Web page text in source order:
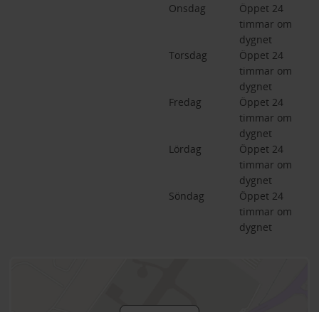
Onsdag
Öppet 24
timmar om
dygnet
Torsdag
Öppet 24
timmar om
dygnet
Fredag
Öppet 24
timmar om
dygnet
Lördag
Öppet 24
timmar om
dygnet
Söndag
Öppet 24
timmar om
dygnet